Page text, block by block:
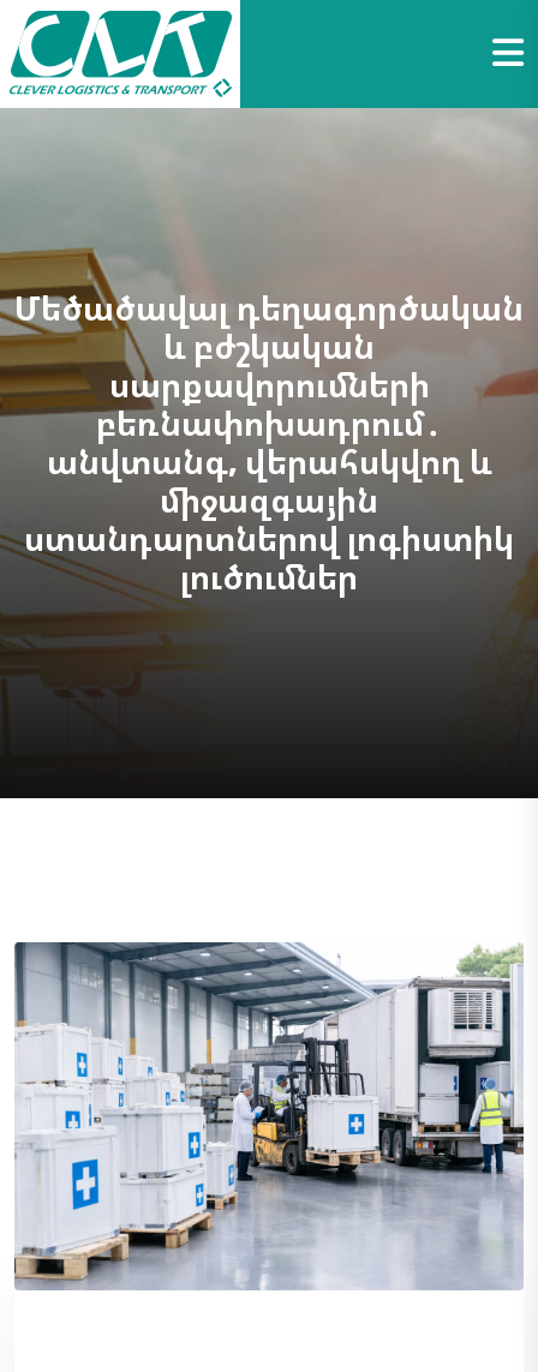
Մեծածավալ դեղագործական
և բժշկական
սարքավորումների
բեռնափոխադրում․
անվտանգ, վերահսկվող և
միջազգային
ստանդարտներով լոգիստիկ
լուծումներ